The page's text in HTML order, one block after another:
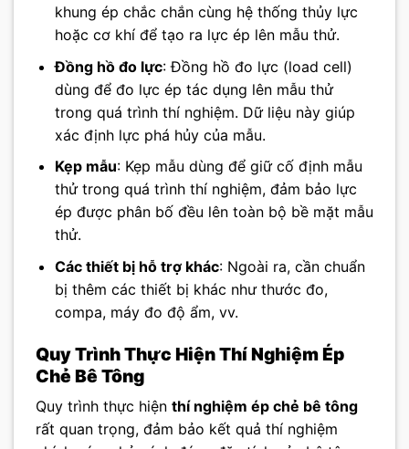
khung ép chắc chắn cùng hệ thống thủy lực
hoặc cơ khí để tạo ra lực ép lên mẫu thử.
Đồng hồ đo lực: Đồng hồ đo lực (load cell)
dùng để đo lực ép tác dụng lên mẫu thử
trong quá trình thí nghiệm. Dữ liệu này giúp
xác định lực phá hủy của mẫu.
Kẹp mẫu: Kẹp mẫu dùng để giữ cố định mẫu
thử trong quá trình thí nghiệm, đảm bảo lực
ép được phân bố đều lên toàn bộ bề mặt mẫu
thử.
Các thiết bị hỗ trợ khác: Ngoài ra, cần chuẩn
bị thêm các thiết bị khác như thước đo,
compa, máy đo độ ẩm, vv.
Quy Trình Thực Hiện Thí Nghiệm Ép
Chẻ Bê Tông
Quy trình thực hiện thí nghiệm ép chẻ bê tông
rất quan trọng, đảm bảo kết quả thí nghiệm